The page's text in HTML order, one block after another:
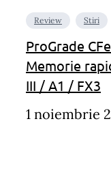
Review Stiri
ProGrade
Memorie
III / A1 / FX3
1 noiembrie